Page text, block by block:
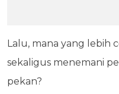
Lalu, mana yang lebih
sekaligus menemani
pekan?